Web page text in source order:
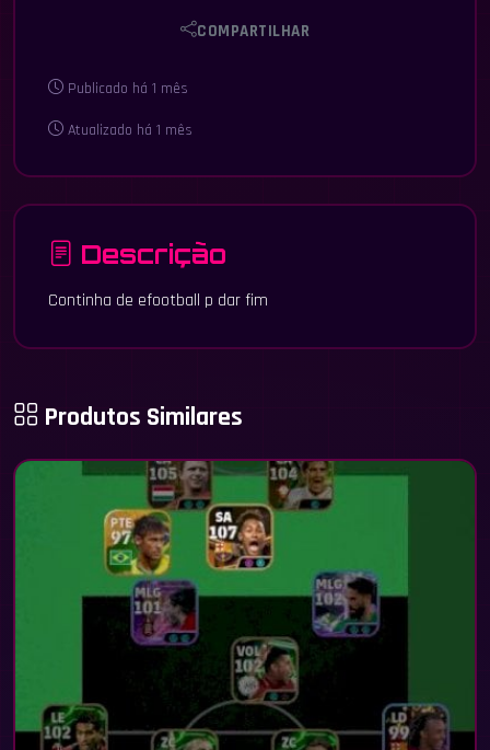
COMPARTILHAR
Publicado há 1 mês
Atualizado há 1 mês
Descrição
Continha de efootball p dar fim
Produtos Similares